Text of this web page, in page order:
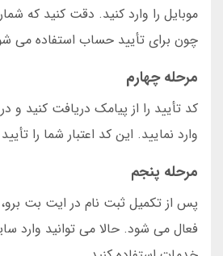
موبایل را وارد کنید. دقت کنید که
چون برای تأیید حساب استفاده می
مرحله چهارم
کد تأیید را از پیامک دریافت کنید
وارد نمایید. این کد اعتبار شما را
مرحله پنجم
پس از تکمیل ثبت نام در ایت بت
فعال می شود. حالا می توانید وارد